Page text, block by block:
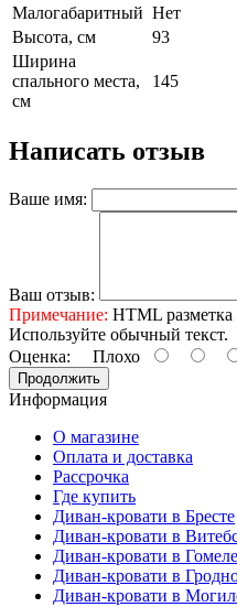
Малогабаритный Нет
Высота, см
93
Ширина
спального места,
см
145
Написать отзыв
Ваше имя:
Ваш отзыв:
Примечание: HTML разметка
Используйте обычный текст.
Оценка: Плохо
Продолжить
Информация
О магазине
Оплата и доставка
Рассрочка
Где купить
Диван-кровати в Бресте
Диван-кровати в
Диван-кровати в Гомеле
Диван-кровати в
Диван-кровати в